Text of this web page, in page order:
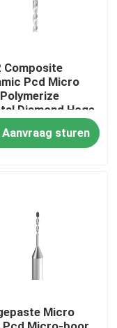
Composite
Pcd Micro
Diamond Hoge
Aanvraag sturen
Micro